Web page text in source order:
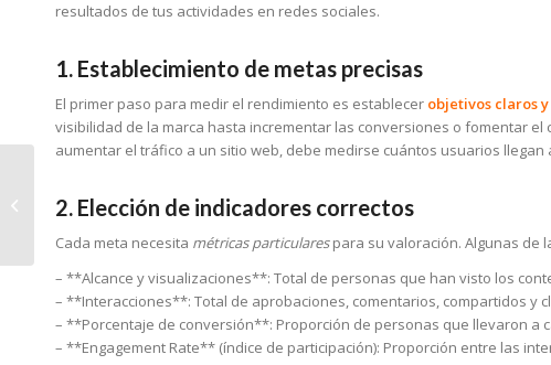
resultados de tus actividades en redes sociales.
1. Establecimiento de metas precisas
El primer paso para medir el rendimiento es establecer objetivos claros
visibilidad de la marca hasta incrementar las conversiones o fomentar el
aumentar el tráfico a un sitio web, debe medirse cuántos usuarios
2. Elección de indicadores correctos
Cada meta necesita métricas particularespara su valoración. Algunas de
– **Alcance y visualizaciones**: Total de personas que han visto los
– **Interacciones**: Total de aprobaciones, comentarios, compartidos y
– **Porcentaje de conversión**: Proporción de personas que llevaron a
– **Engagement Rate** (índice de participación): Proporción entre las
publicidad digital